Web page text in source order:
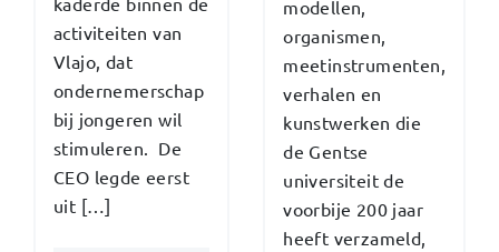
activiteiten van
Vlajo, dat
ondernemerschap
bij jongeren wil
stimuleren. De
CEO legde eerst
uit […]
modellen,
organismen,
meetinstrumenten,
verhalen en
kunstwerken die
de Gentse
universiteit de
voorbije 200 jaar
heeft verzameld,